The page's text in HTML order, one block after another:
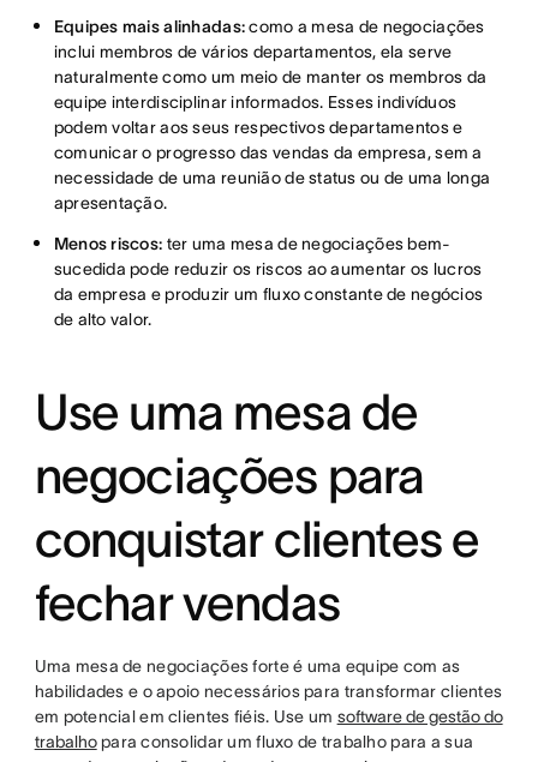
Equipes mais alinhadas:como a mesa de negociações
inclui membros de vários departamentos, ela serve
naturalmente como um meio de manter os membros da
equipe interdisciplinar informados. Esses indivíduos
podem voltar aos seus respectivos departamentos e
comunicar o progresso das vendas da empresa, sem a
necessidade de uma reunião de status ou de uma longa
apresentação.
Menos riscos: ter uma mesa de negociações bem-
sucedida pode reduzir os riscos ao aumentar os lucros
da empresa e produzir um fluxo constante de negócios
de alto valor.
Use uma mesa de
negociações para
conquistar clientes e
fechar vendas
Uma mesa de negociações forte é uma equipe com as
habilidades e o apoio necessários para transformar clientes
em potencial em clientes fiéis. Use um software de gestão do
trabalhopara consolidar um fluxo de trabalho para a sua